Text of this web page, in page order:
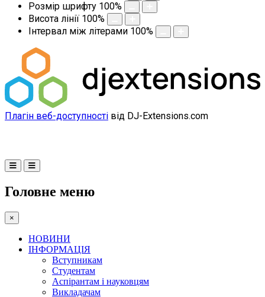
Розмір шрифту 100%
Висота лінії 100%
Інтервал між літерами 100%
Плагін веб-доступності від DJ-Extensions.com
Головне меню
×
НОВИНИ
ІНФОРМАЦІЯ
Вступникам
Студентам
Аспірантам і науковцям
Викладачам